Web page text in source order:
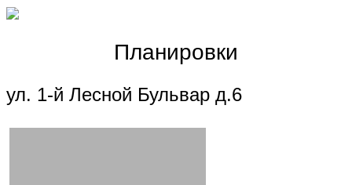
Планировки
ул. 1-й Лесной Бульвар д.6